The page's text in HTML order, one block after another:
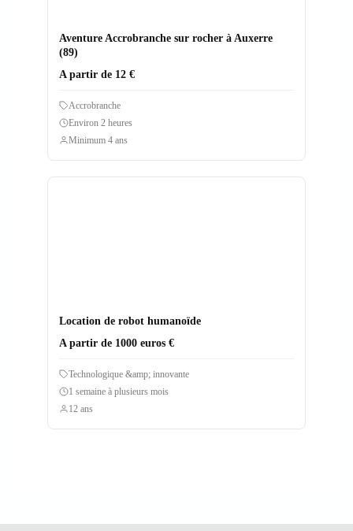
Aventure Accrobranche sur rocher à Auxerre
(89)
A partir de 12 €
Accrobranche
Environ 2 heures
Minimum 4 ans
Location de robot humanoïde
A partir de 1000 euros €
Technologique &amp; innovante
1 semaine à plusieurs mois
12 ans